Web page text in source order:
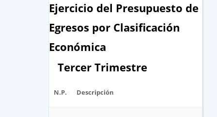
Ejercicio del Presupuesto de
Egresos por Clasificación
Económica
Tercer Trimestre
N.P. Descripción